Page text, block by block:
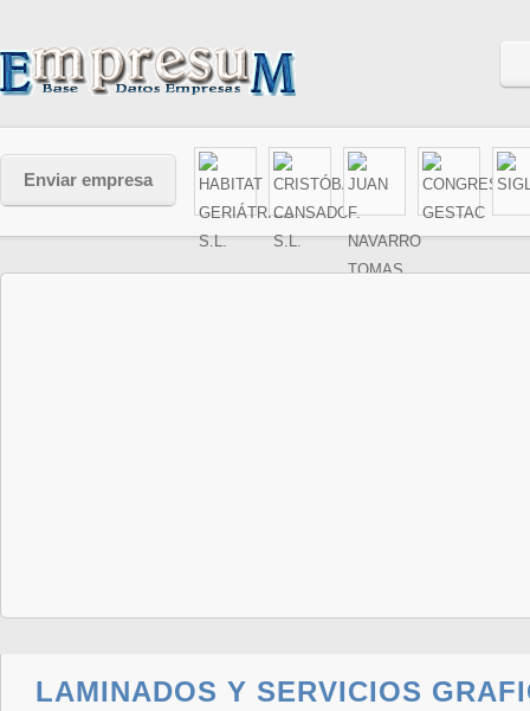
Enviar empresa
LAMINADOS Y SERVICIOS